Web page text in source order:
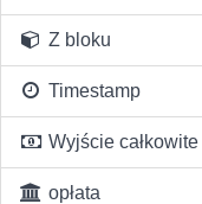
Z bloku
Timestamp
Wyjście całkowite
opłata